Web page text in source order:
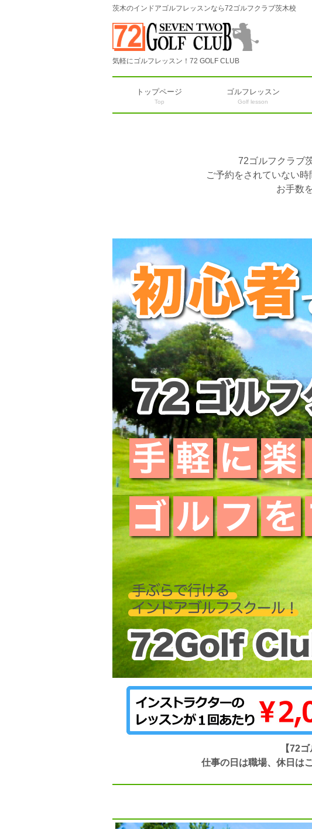
茨木のインドアゴルフレッスンなら72ゴルフクラブ茨木校
気軽にゴルフレッスン！72 GOLF CLUB
トップページ
Top
ゴルフレッスン
Golf lesson
72ゴルフクラブ
ご予約をされていない
お手数
【72
仕事の日は職場、休日は